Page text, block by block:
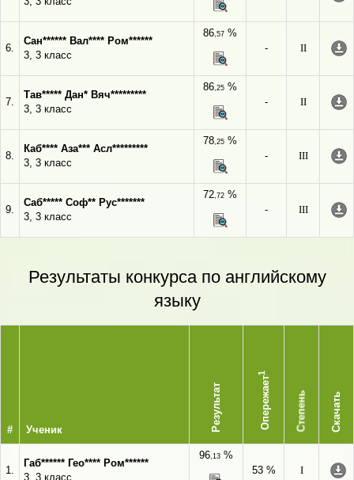
6.
Сан****** Вал**** Ром******
3, 3 класс
86,57 %
-
II
7.
Тав***** Дан* Вяч*********
3, 3 класс
86,25 %
-
II
8.
Каб**** Аза*** Асл*********
3, 3 класс
78,25 %
-
III
9.
Саб***** Соф** Рус*******
3, 3 класс
72,72 %
-
III
Результаты конкурса по английскому
языку
# Ученик Результат Опережает
1
Степень Скачать
1.
Габ****** Гео**** Ром******
3, 3 класс
96,13 %
53 %
I